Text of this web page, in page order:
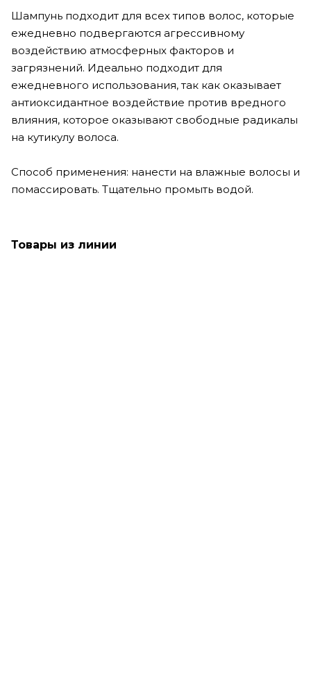
Шампунь подходит для всех типов волос, которые
ежедневно подвергаются агрессивному
воздействию атмосферных факторов и
загрязнений. Идеально подходит для
ежедневного использования, так как оказывает
антиоксидантное воздействие против вредного
влияния, которое оказывают свободные радикалы
на кутикулу волоса.
Способ применения: нанести на влажные волосы и
помассировать. Тщательно промыть водой.
Товары из линии